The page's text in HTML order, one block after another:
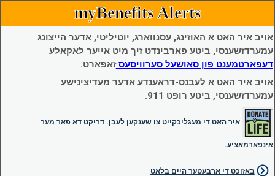
myBenefits Alerts
אויב איר האט א האוזינג, עסנווארג, יוטיליטי, אדער הייצונג
עמערדזשענסי, ביטע פארבינדט זיך מיט אייער לאקאלע
דעפארטמענט פון סאושעל סערוויסעסזאפארט.
אויב איר האט א לעבנס-דראענדע אדער מעדיצינישע
עמערדזשענסי, ביטע רופט 911.
איר האט די מעגליכקייט צו שענקען לעבן. דריקט דא פאר מער
אינפארמאציע.
באזוכט די ארבעטער היים בלאט